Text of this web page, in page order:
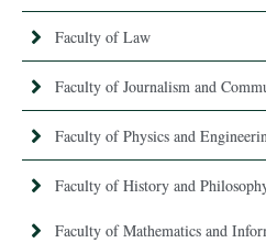
Faculty of Law
Faculty of Journalism and
Faculty of Physics and
Faculty of History and
Faculty of Mathematics and